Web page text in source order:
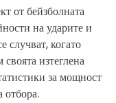
от бейзболната
на ударите и
случват, когато
изтеглена
за мощност
отбора.